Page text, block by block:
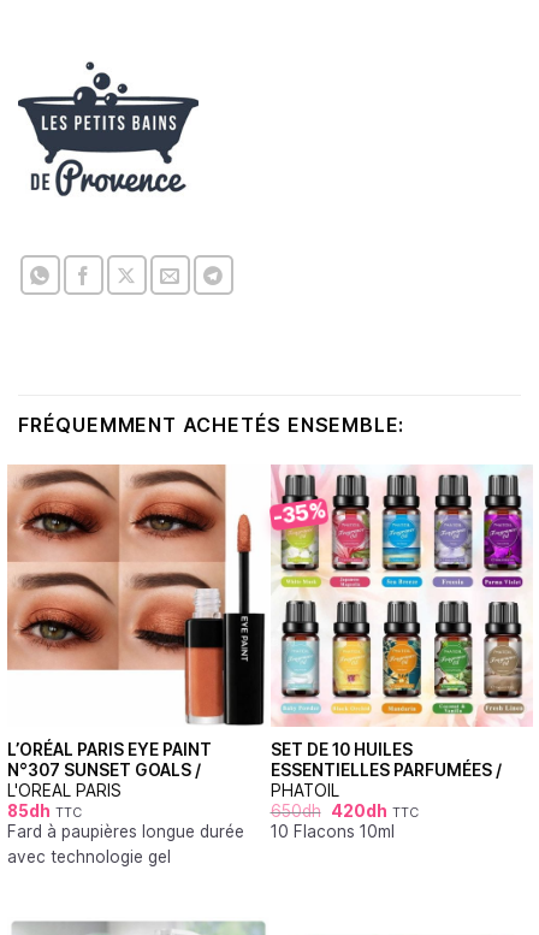
FRÉQUEMMENT ACHETÉS ENSEMBLE:
L’ORÉAL PARIS EYE PAINT
N°307 SUNSET GOALS /
L'OREAL PARIS
85dh TTC
Fard à paupières longue durée
avec technologie gel
-35%
SET DE 10 HUILES
ESSENTIELLES PARFUMÉES /
PHATOIL
650dh 420dh TTC
10 Flacons 10ml